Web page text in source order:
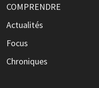
COMPRENDRE
Actualités
Focus
Chroniques